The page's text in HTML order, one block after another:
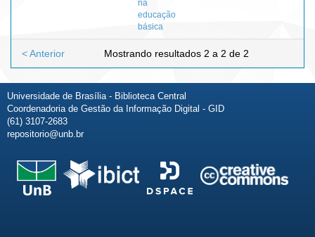
na
educação
básica
Mostrando resultados 2 a 2 de 2
< Anterior
Universidade de Brasília - Biblioteca Central
Coordenadoria de Gestão da Informação Digital - GID
(61) 3107-2683
repositorio@unb.br